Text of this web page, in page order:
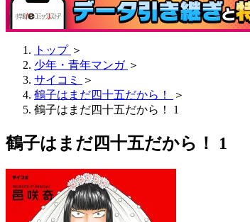
トップ ＞
少年・青年マンガ ＞
サイコミ
＞
鶴子はまだ四十五だから！
＞
鶴子はまだ四十五だから！ 1
鶴子はまだ四十五だから！ 1